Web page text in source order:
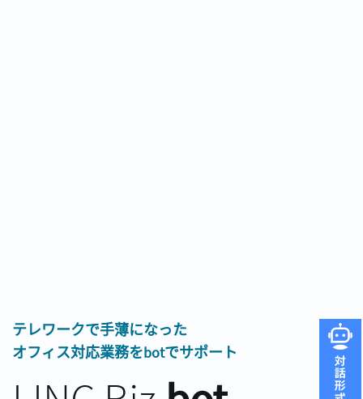
テレワークで手薄になった
オフィス対応業務をbotでサポート